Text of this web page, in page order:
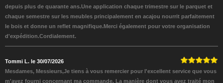
depuis plus de quarante ans.Une application chaque trimestre sur le parquet et
chaque semestre sur les meubles principalement en acajou nourrit parfaitement
le bois et donne un reflet magnifique.Merci également pour votre organisation
d'expédition.Cordialement.
Tommi L. le 30/07/2026
Mesdames, Messieurs,Je tiens à vous remercier pour l'excellent service que vous
m'avez fourni concernant ma commande. La manière dont vous avez traité mon